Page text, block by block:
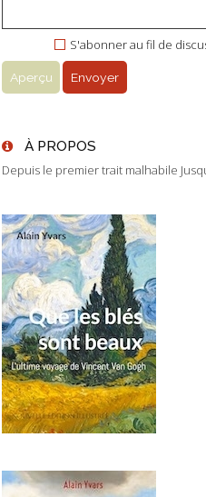
S'abonner au fil de
À PROPOS
Depuis le premier trait malhabile